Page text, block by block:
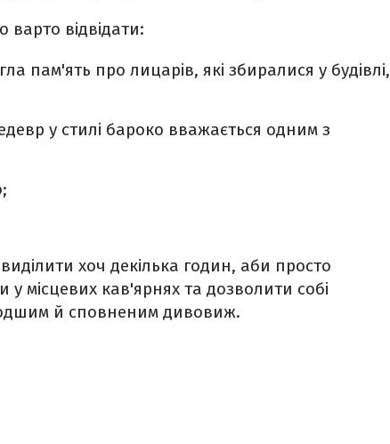
варто відвідати:
пам'ять про лицарів, які збиралися у будівлі,
у стилі бароко вважається одним з
хоч декілька годин, аби просто
місцевих кав'ярнях та дозволити собі
й сповненим дивовиж.